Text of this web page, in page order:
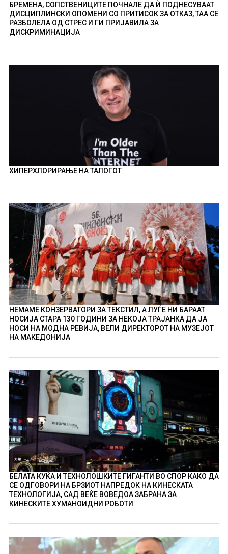
БРЕМЕНА, СОПСТВЕНИЦИТЕ ПОЧНАЛЕ ДА Ѝ ПОДНЕСУВААТ
ДИСЦИПЛИНСКИ ОПОМЕНИ СО ПРИТИСОК ЗА ОТКАЗ, ТАА СЕ
РАЗБОЛЕЛА ОД СТРЕС И ГИ ПРИЈАВИЛА ЗА
ДИСКРИМИНАЦИЈА
ХИПЕРХЛОРИРАЊЕ НА ТАЛОГОТ
НЕМАМЕ КОНЗЕРВАТОРИ ЗА ТЕКСТИЛ, А ЛУЃЕ НИ БАРААТ
НОСИЈА СТАРА 130 ГОДИНИ ЗА НЕКОЈА ТРАЈАНКА ДА ЈА
НОСИ НА МОДНА РЕВИЈА, ВЕЛИ ДИРЕКТОРОТ НА МУЗЕЈОТ
НА МАКЕДОНИЈА
БЕЛАТА КУЌА И ТЕХНОЛОШКИТЕ ГИГАНТИ ВО СПОР КАКО ДА
СЕ ОДГОВОРИ НА БРЗИОТ НАПРЕДОК НА КИНЕСКАТА
ТЕХНОЛОГИЈА, САД ВЕЌЕ ВОВЕДОА ЗАБРАНА ЗА
КИНЕСКИТЕ ХУМАНОИДНИ РОБОТИ